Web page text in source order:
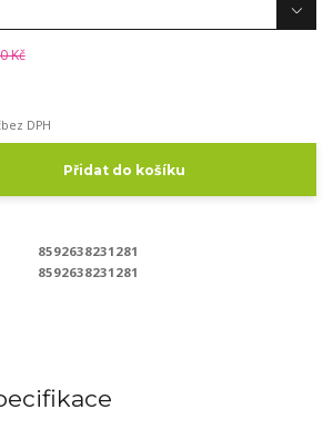
Kč
bez DPH
Přidat do košíku
8592638231281
8592638231281